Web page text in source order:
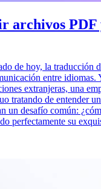
archivos PDF
de hoy, la traducción
entre idiomas.
extranjeras, una
tratando de entender
un desafío común:
perfectamente su